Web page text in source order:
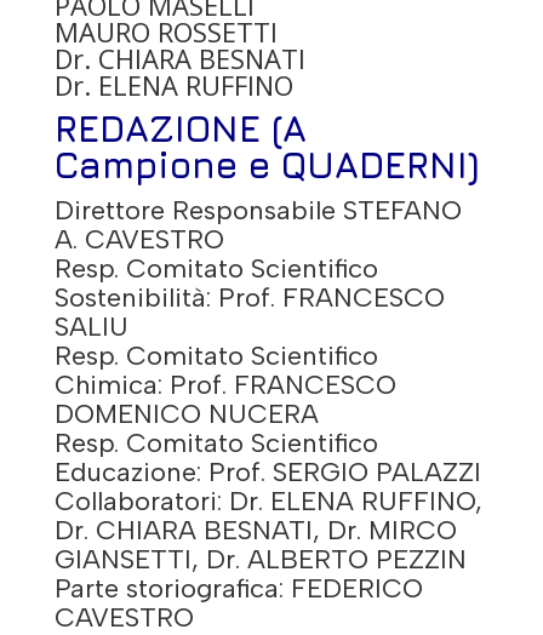
MAURO ROSSETTI
Dr. CHIARA BESNATI
Dr. ELENA RUFFINO
REDAZIONE (A
Campione e QUADERNI)
Direttore Responsabile STEFANO
A. CAVESTRO
Resp. Comitato Scientifico
Sostenibilità: Prof. FRANCESCO
SALIU
Resp. Comitato Scientifico
Chimica: Prof. FRANCESCO
DOMENICO NUCERA
Resp. Comitato Scientifico
Educazione: Prof. SERGIO PALAZZI
Collaboratori: Dr. ELENA RUFFINO,
Dr. CHIARA BESNATI, Dr. MIRCO
GIANSETTI, Dr. ALBERTO PEZZIN
Parte storiografica: FEDERICO
CAVESTRO